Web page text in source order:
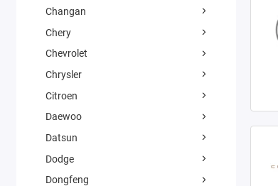
Changan
Chery
Chevrolet
Chrysler
Citroen
Daewoo
Datsun
Dodge
Dongfeng